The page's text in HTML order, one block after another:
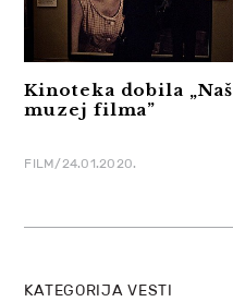
Kinoteka dobila „Naš
muzej filma”
FILM/24.01.2020.
KATEGORIJA VESTI